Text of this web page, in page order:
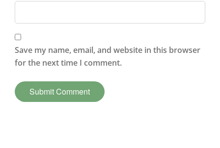
Save my name, email, and website in this browser
for the next time I comment.